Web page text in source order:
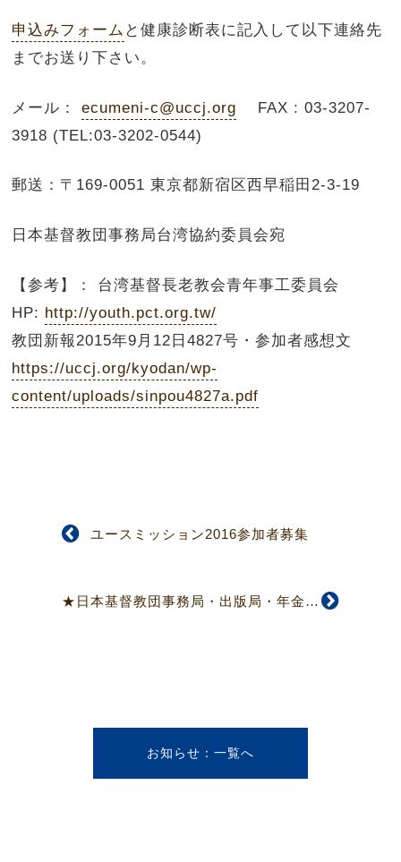
申込みフォーム と健康診断表に記入して以下連絡先
までお送り下さい。
メール：ecumeni-c@uccj.org FAX : 03-3207-
3918 (TEL:03-3202-0544)
郵送：〒169-0051 東京都新宿区西早稲田2-3-19
日本基督教団事務局台湾協約委員会宛
【参考】： 台湾基督長老教会青年事工委員会
HP: http://youth.pct.org.tw/
教団新報2015年9月12日4827号・参加者感想文
https://uccj.org/kyodan/wp-
content/uploads/sinpou4827a.pdf
ユースミッション2016参加者募集
★日本基督教団事務局・出版局・年金局引っ越しのお知らせ
お知らせ